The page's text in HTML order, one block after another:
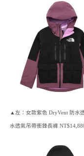
▲左：女款紫色 DryVent 防水
水透氣吊帶衝鋒長褲